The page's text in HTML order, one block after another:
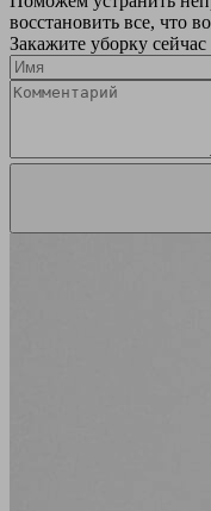
восстановить все, что
Закажите уборку сейчас